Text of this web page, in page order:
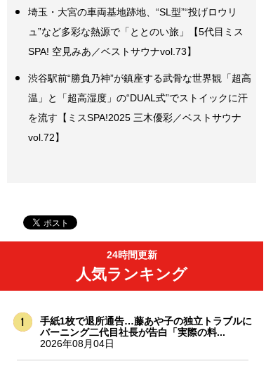
埼玉・大宮の車両基地跡地、“SL型”“投げロウリ
ュ”など多彩な熱源で「ととのい旅」【5代目ミス
SPA! 空見みあ／ベストサウナvol.73】
渋谷駅前“勝負乃神”が鎮座する武骨な世界観「超高
温」と「超高湿度」の“DUAL式”でストイックに汗
を流す【ミスSPA!2025 三木優彩／ベストサウナ
vol.72】
24時間更新
人気ランキング
手紙1枚で退所通告…藤あや子の独立トラブルに
バーニング二代目社長が告白「実際の料...
2026年08月04日